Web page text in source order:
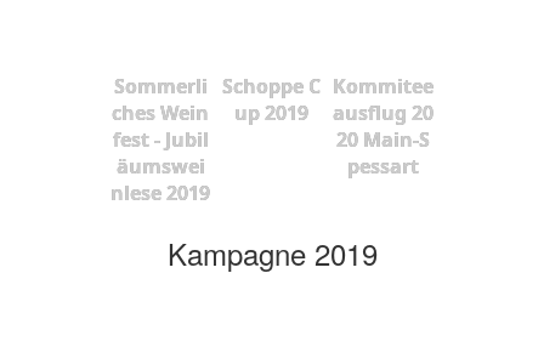
Sommerli
ches Wein
fest - Jubil
äumswei
nlese 2019
Schoppe C
up 2019
Kommitee
ausflug 20
20 Main-S
pessart
Kampagne 2019